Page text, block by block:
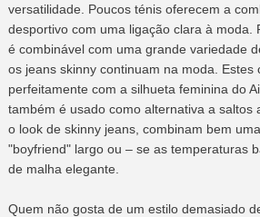
versatilidade. Poucos ténis oferecem a
desportivo com uma ligação clara à moda.
é combinável com uma grande variedade
os jeans skinny continuam na moda. Estes
perfeitamente com a silhueta feminina do
também é usado como alternativa a saltos
o look de skinny jeans, combinam bem
"boyfriend" largo ou – se as temperaturas
de malha elegante.
Quem não gosta de um estilo demasiado